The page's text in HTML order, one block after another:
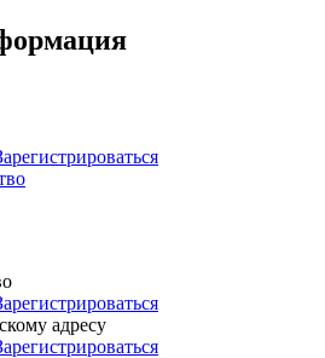
адресу